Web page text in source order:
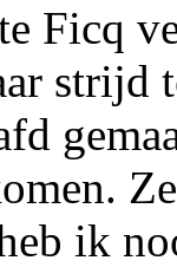
Ficq
strijd
ik